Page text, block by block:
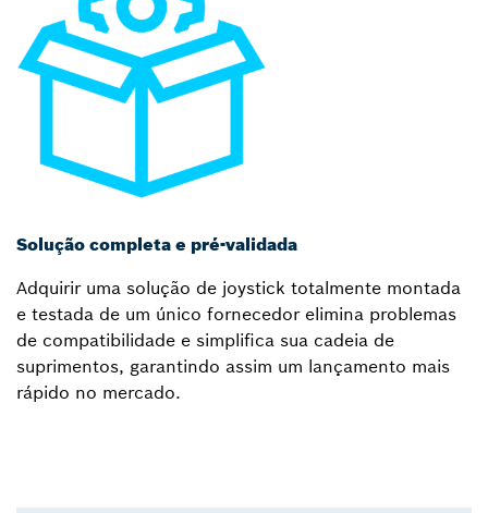
Solução completa e pré-validada
Adquirir uma solução de joystick totalmente montada
e testada de um único fornecedor elimina problemas
de compatibilidade e simplifica sua cadeia de
suprimentos, garantindo assim um lançamento mais
rápido no mercado.